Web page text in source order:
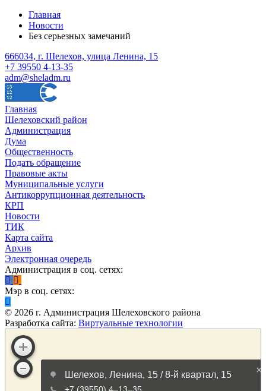
Главная
Новости
Без серьезных замечаний
666034, г. Шелехов, улица Ленина, 15
+7 39550 4-13-35
adm@sheladm.ru
Главная
Шелеховский район
Администрация
Дума
Общественность
Подать обращение
Правовые акты
Муниципальные услуги
Антикоррупционная деятельность
КРП
Новости
ТИК
Карта сайта
Архив
Электронная очередь
Администрация в соц. сетях:
Мэр в соц. сетях:
© 2026 г. Администрация Шелеховского района
Разработка сайта: Виртуальные технологии